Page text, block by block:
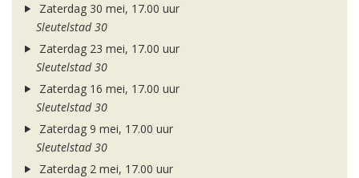
Zaterdag 30 mei, 17.00 uur
Sleutelstad 30
Zaterdag 23 mei, 17.00 uur
Sleutelstad 30
Zaterdag 16 mei, 17.00 uur
Sleutelstad 30
Zaterdag 9 mei, 17.00 uur
Sleutelstad 30
Zaterdag 2 mei, 17.00 uur